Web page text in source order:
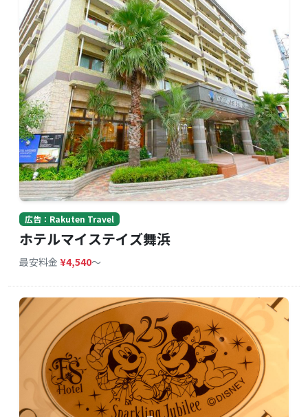
広告：Rakuten Travel
ホテルマイステイズ舞浜
最安料金 ¥4,540〜